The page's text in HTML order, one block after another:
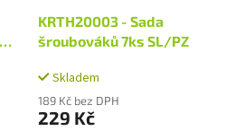
KRTH20003 - Sada
šroubováků 7ks SL/PZ
Skladem
189 Kč bez DPH
229 Kč